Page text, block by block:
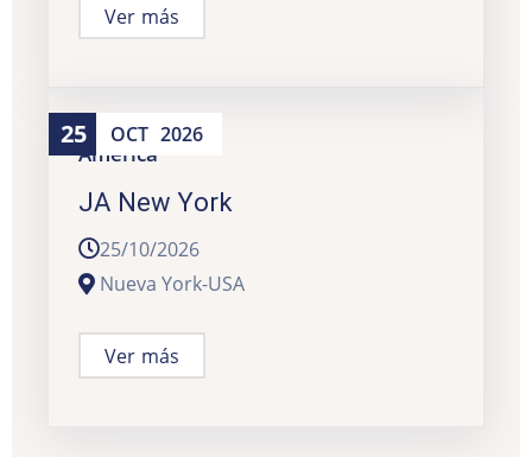
Ver más
25 OCT 2026
América
JA New York
25/10/2026
Nueva York-USA
Ver más